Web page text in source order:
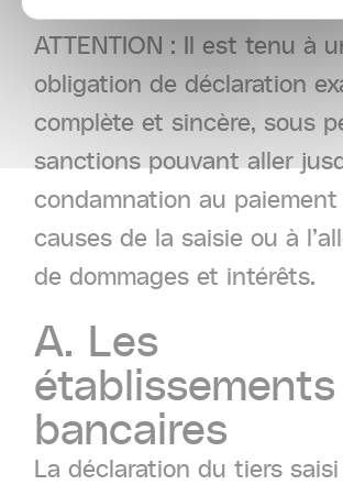
ATTENTION : Il est tenu à
obligation de déclaration
complète et sincère, sous
sanctions pouvant aller
condamnation au
causes de la saisie ou à
de dommages et intérêts.
A. Les
établissements
bancaires
La déclaration du tiers